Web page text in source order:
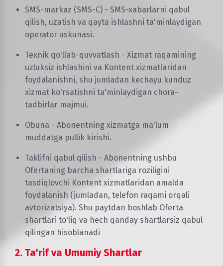
SMS-markaz (SMS-C) - SMS-xabarlarni qabul
qilish, uzatish va qayta ishlashni ta'minlaydigan
operator uskunasi.
Texnik qo'llab-quvvatlash - Xizmat raqamining
uzluksiz ishlashini va Kontent xizmatlaridan
foydalanishni, shu jumladan kechayu kunduz
xizmat ko'rsatishni ta'minlaydigan chora-
tadbirlar majmui.
Obuna - Abonentning xizmatga ma'lum
muddatga pullik kirishi.
Taklifni qabul qilish - Abonentning ushbu
Ofertaning barcha shartlariga roziligini
tasdiqlovchi Kontent xizmatlaridan amalda
foydalanish (jumladan, telefon raqami orqali
avtorizatsiya). Shu paytdan boshlab Oferta
shartlari to'liq va hech qanday shartlarsiz qabul
qilingan hisoblanadi
2. Ta'rif va Umumiy Shartlar